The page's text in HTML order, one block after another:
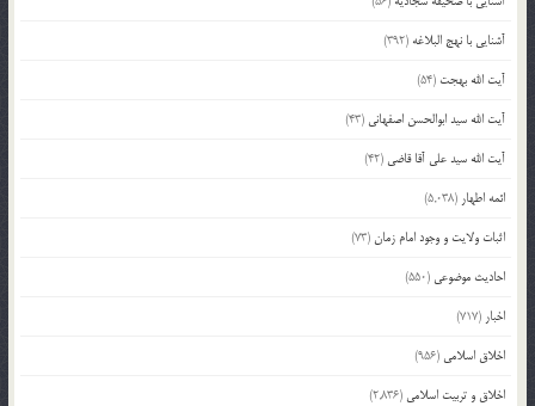
آشنایی با نهج البلاغه (392)
آیت الله بهجت (54)
آیت الله سید ابوالحسن اصفهانی (43)
آیت الله سید علی آقا قاضی (42)
ائمه اطهار (5,038)
اثبات ولایت و وجود امام زمان(73)
احادیث موضوعی (550)
اخبار (717)
اخلاق اسلامی (956)
اخلاق و تربیت اسلامی (2,836)